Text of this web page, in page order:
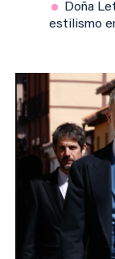
Doña
estilismo